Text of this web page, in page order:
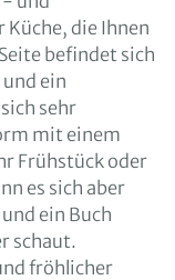
Küche, die Ihnen
befindet sich
ein
sehr
mit einem
Frühstück oder
es sich aber
ein Buch
schaut.
fröhlicher